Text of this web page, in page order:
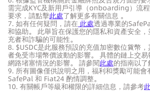
需完成KYC及新用戶引導（onboarding）流
要求，請點擊此處了解更多有關信息 。
7. 如有任何疑問，請在 此處透過專業的
和協助。 此舉旨在保護您的隱私和資產安全
充者和詐騙的可能性。
8. $USDC是此服務預設的充值加密數位貨幣
者免受市場幣價波動的影響。 具體的鏈上交
網路堵塞情況的影響。 請參閱此處的指南以
9. 所有圖像僅供說明之用，福利和獎勵可能會
SafePal 和 Fiat24 酌情調整。
10. 有關帳戶等級和權限的詳細信息，請參考